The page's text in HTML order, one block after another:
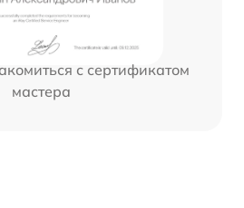
с сертификатом
мастера